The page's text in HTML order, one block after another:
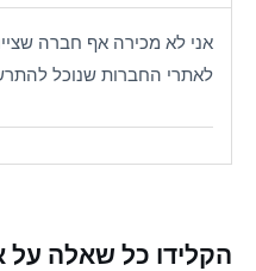
אני לא מכירה אף חברה
לאתרי החברות שנוכל
הקלידו כל שאלה על